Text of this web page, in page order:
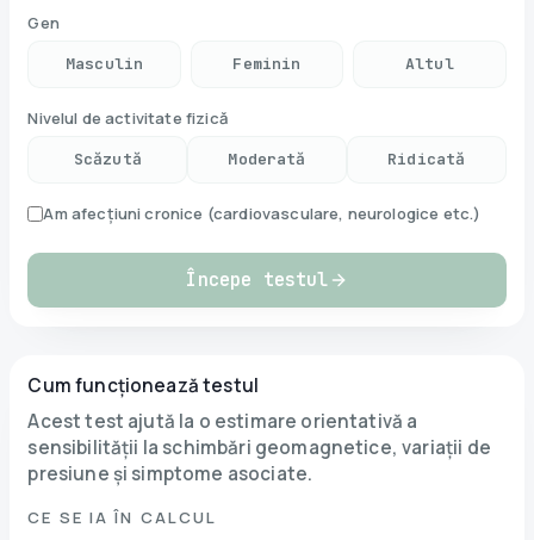
Gen
Masculin Feminin Altul
Nivelul de activitate fizică
Scăzută Moderată Ridicată
Am afecțiuni cronice (cardiovasculare, neurologice etc.)
Începe testul
Cum funcționează testul
Acest test ajută la o estimare orientativă a
sensibilității la schimbări geomagnetice, variații de
presiune și simptome asociate.
CE SE IA ÎN CALCUL